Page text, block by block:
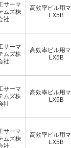
サーマ
ムズ株
社
高効率ビル用
LX5B
サーマ
ムズ株
社
高効率ビル用
LX5B
サーマ
ムズ株
社
高効率ビル用
LX5B
サーマ
ムズ株
社
高効率ビル用
LX5B